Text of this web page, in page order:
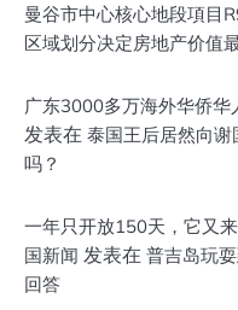
曼谷市中心核心地段項目
区域划分决定房地产价值
广东3000多万海外华侨华
发表在 泰国王后居然向
吗？
一年只开放150天，它又
国新闻 发表在 普吉岛玩
回答